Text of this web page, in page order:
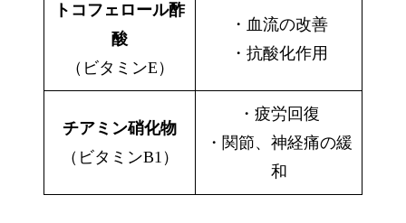
トコフェロール酢
酸
（ビタミンE）
・血流の改善
・抗酸化作用
チアミン硝化物
（ビタミンB1）
・疲労回復
・関節、神経痛の緩
和